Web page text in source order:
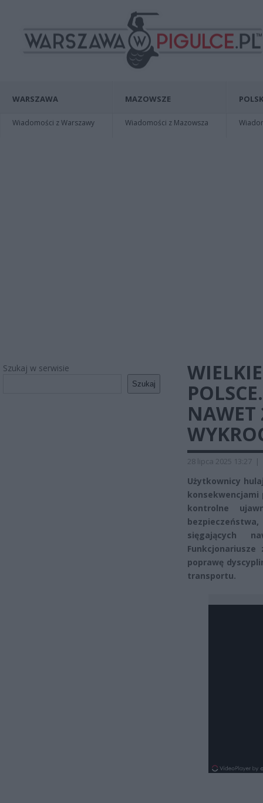
WARSZAWA
Wiadomości z Warszawy
MAZOWSZE
Wiadomości z Mazowsza
Szukaj w serwisie
Szukaj
NAWET
28 lipca 2025 13:27 |
Użytkownicy
konsekwencjami
kontrolne
sięgających
poprawę
transportu.